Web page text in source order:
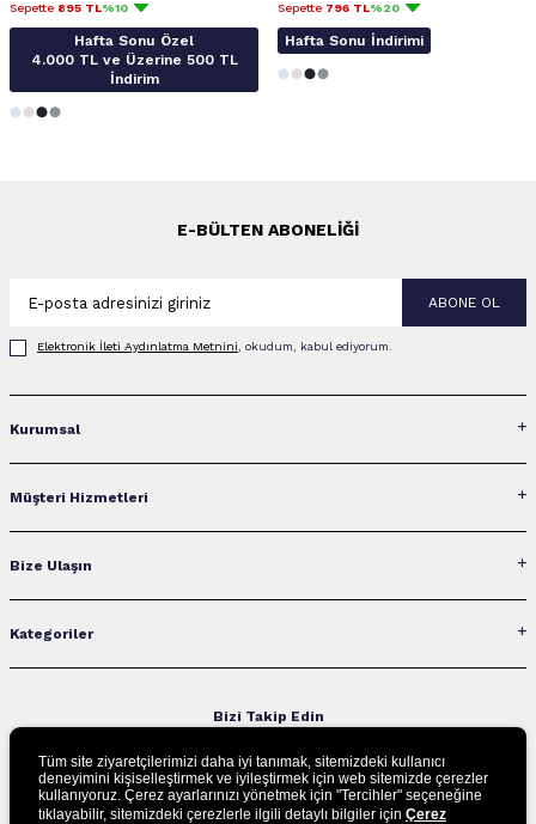
Sepette 895 TL%10
Hafta Sonu Özel
4.000 TL ve Üzerine 500 TL
İndirim
Sepette 796 TL%20
Hafta Sonu İndirimi
E-BÜLTEN ABONELIĞI
ABONE OL
Elektronik İleti Aydınlatma Metni‌ni, okudum, kabul ediyorum.
Kurumsal
Müşteri Hizmetleri
Bize Ulaşın
Kategoriler
Bizi Takip Edin
UYGULAMAMIZI İNDİRİN
Tüm site ziyaretçilerimizi daha iyi tanımak, sitemizdeki kullanıcı
deneyimini kişiselleştirmek ve iyileştirmek için web sitemizde çerezler
kullanıyoruz. Çerez ayarlarınızı yönetmek için "Tercihler" seçeneğine
tıklayabilir, sitemizdeki çerezlerle ilgili detaylı bilgiler için Çerez